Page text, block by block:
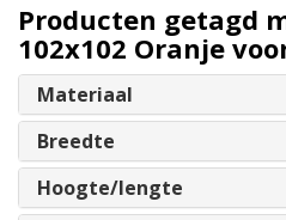
Producten getagd
102x102 Oranje
Materiaal
Breedte
Hoogte/lengte